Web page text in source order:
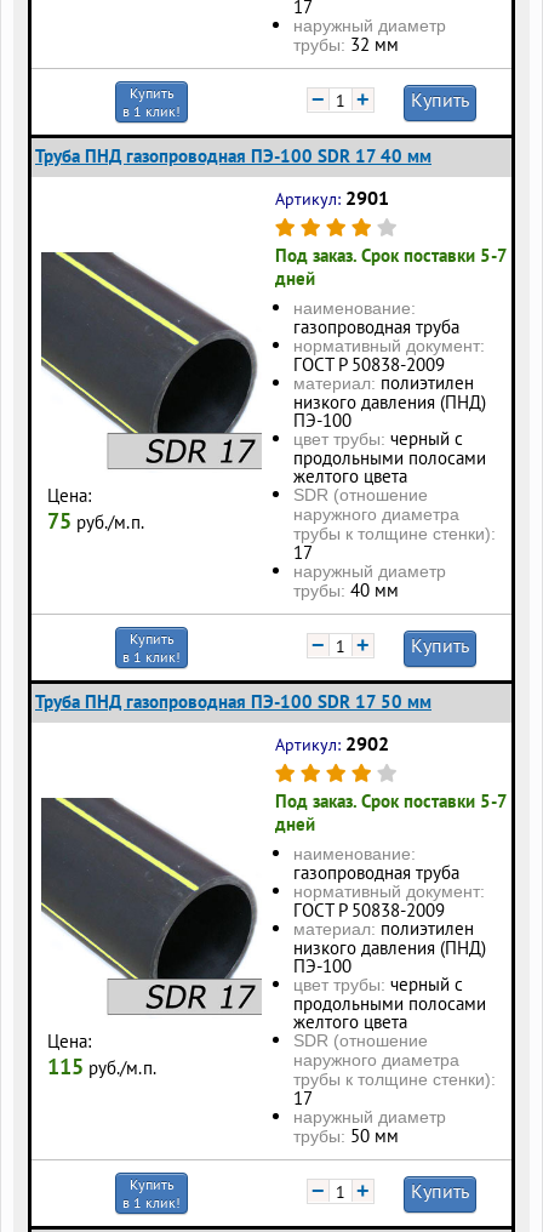
17
наружный диаметр
трубы: 32 мм
Купить
в 1 клик!
− + Купить
Труба ПНД газопроводная ПЭ-100 SDR 17 40 мм
Цена:
75 руб./м.п.
Артикул: 2901
Под заказ. Срок поставки 5-7
дней
наименование:
газопроводная труба
нормативный документ:
ГОСТ Р 50838-2009
материал: полиэтилен
низкого давления (ПНД)
ПЭ-100
цвет трубы: черный с
продольными полосами
желтого цвета
SDR (отношение
наружного диаметра
трубы к толщине стенки):
17
наружный диаметр
трубы: 40 мм
Купить
в 1 клик!
− + Купить
Труба ПНД газопроводная ПЭ-100 SDR 17 50 мм
Цена:
115 руб./м.п.
Артикул: 2902
Под заказ. Срок поставки 5-7
дней
наименование:
газопроводная труба
нормативный документ:
ГОСТ Р 50838-2009
материал: полиэтилен
низкого давления (ПНД)
ПЭ-100
цвет трубы: черный с
продольными полосами
желтого цвета
SDR (отношение
наружного диаметра
трубы к толщине стенки):
17
наружный диаметр
трубы: 50 мм
Купить
в 1 клик!
− + Купить